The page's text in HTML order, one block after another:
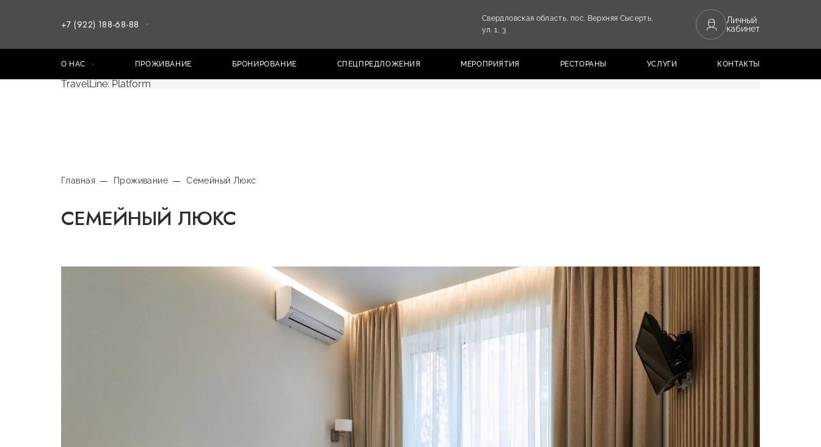
+7 (922) 188-68-88
Свердловская область, пос. Верхняя Сысерть,
ул. 1, 3
Личный
кабинет
О НАС ПРОЖИВАНИЕ БРОНИРОВАНИЕ СПЕЦПРЕДЛОЖЕНИЯ МЕРОПРИЯТИЯ РЕСТОРАНЫ УСЛУГИ КОНТАКТЫ
TravelLine: Platform
Главная Проживание Семейный Люкс
СЕМЕЙНЫЙ ЛЮКС